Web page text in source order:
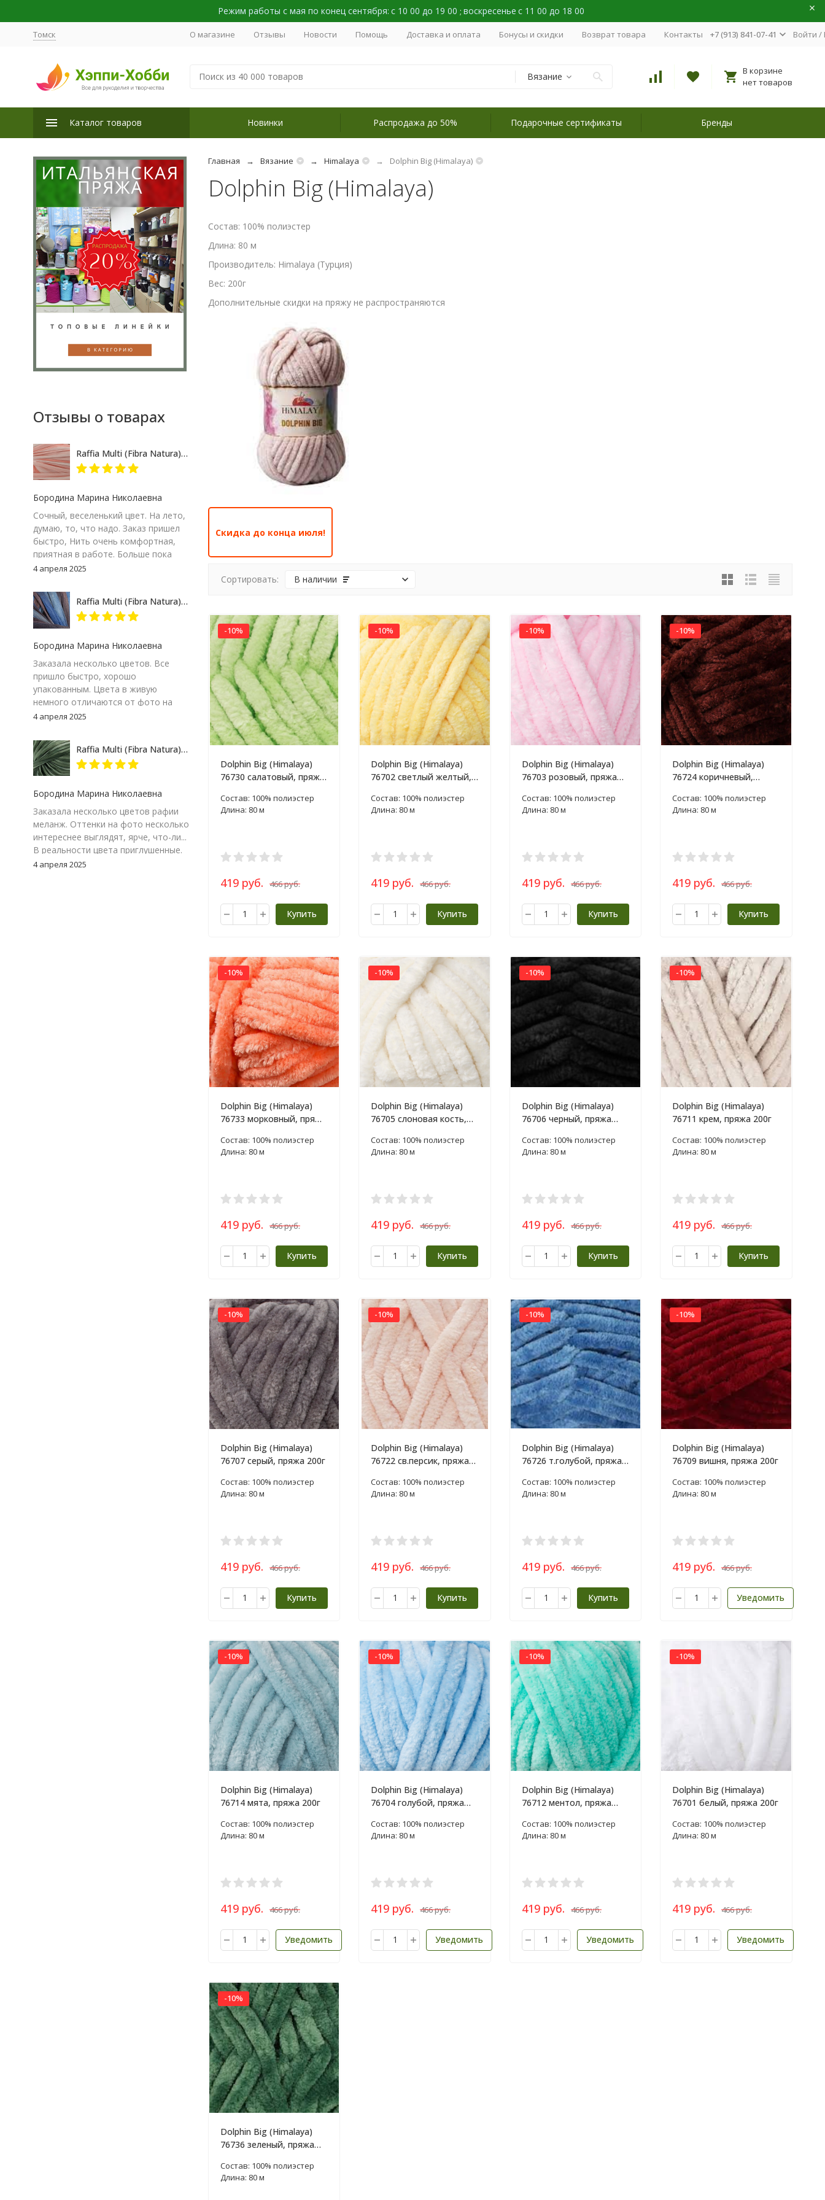
Режим работы с мая по конец сентября: с 10 00 до 19 00 ; воскресенье с 11 00 до 18 00
Томск О магазине Отзывы Новости Помощь Доставка и оплата Бонусы и скидки Возврат товара Контакты +7 (913) 841-07-41 Войти /
Вязание
В корзине
нет товаров
Каталог товаров Новинки Распродажа до 50% Подарочные сертификаты Бренды
Главная Вязание Himalaya Dolphin Big (Himalaya)
Dolphin Big (Himalaya)
Состав: 100% полиэстер
Длина: 80 м
Производитель: Himalaya (Турция)
Вес: 200г
Дополнительные скидки на пряжу не распространяются
Скидка до конца июля!
Сортировать: В наличии
-10%
Dolphin Big (Himalaya)
76730 салатовый, пряжа
Состав: 100% полиэстер
Длина: 80 м
419 руб. 466 руб.
Купить
-10%
Dolphin Big (Himalaya)
76702 светлый желтый,
Состав: 100% полиэстер
Длина: 80 м
419 руб. 466 руб.
Купить
-10%
Dolphin Big (Himalaya)
76703 розовый, пряжа
Состав: 100% полиэстер
Длина: 80 м
419 руб. 466 руб.
Купить
-10%
Dolphin Big (Himalaya)
76724 коричневый,
Состав: 100% полиэстер
Длина: 80 м
419 руб. 466 руб.
Купить
-10%
Dolphin Big (Himalaya)
76733 морковный, пряжа
Состав: 100% полиэстер
Длина: 80 м
419 руб. 466 руб.
Купить
-10%
Dolphin Big (Himalaya)
76705 слоновая кость,
Состав: 100% полиэстер
Длина: 80 м
419 руб. 466 руб.
Купить
-10%
Dolphin Big (Himalaya)
76706 черный, пряжа
Состав: 100% полиэстер
Длина: 80 м
419 руб. 466 руб.
Купить
-10%
Dolphin Big (Himalaya)
76711 крем, пряжа 200г
Состав: 100% полиэстер
Длина: 80 м
419 руб. 466 руб.
Купить
-10%
Dolphin Big (Himalaya)
76707 серый, пряжа 200г
Состав: 100% полиэстер
Длина: 80 м
419 руб. 466 руб.
Купить
-10%
Dolphin Big (Himalaya)
76722 св.персик, пряжа
Состав: 100% полиэстер
Длина: 80 м
419 руб. 466 руб.
Купить
-10%
Dolphin Big (Himalaya)
76726 т.голубой, пряжа
Состав: 100% полиэстер
Длина: 80 м
419 руб. 466 руб.
Купить
-10%
Dolphin Big (Himalaya)
76709 вишня, пряжа 200г
Состав: 100% полиэстер
Длина: 80 м
419 руб. 466 руб.
Уведомить
-10%
Dolphin Big (Himalaya)
76714 мята, пряжа 200г
Состав: 100% полиэстер
Длина: 80 м
419 руб. 466 руб.
Уведомить
-10%
Dolphin Big (Himalaya)
76704 голубой, пряжа
Состав: 100% полиэстер
Длина: 80 м
419 руб. 466 руб.
Уведомить
-10%
Dolphin Big (Himalaya)
76712 ментол, пряжа
Состав: 100% полиэстер
Длина: 80 м
419 руб. 466 руб.
Уведомить
-10%
Dolphin Big (Himalaya)
76701 белый, пряжа 200г
Состав: 100% полиэстер
Длина: 80 м
419 руб. 466 руб.
Уведомить
-10%
Dolphin Big (Himalaya)
76736 зеленый, пряжа
Состав: 100% полиэстер
Длина: 80 м
Отзывы о товарах
Raffia Multi (Fibra Natura) 117-17 розово-кремовый меланж, пряжа 35г
Бородина Марина Николаевна
Сочный, веселенький цвет. На лето,
думаю, то, что надо. Заказ пришел
быстро, Нить очень комфортная,
приятная в работе. Больше пока
сказать не могу – посмотрим на
пятерку и товару и продавцу за
качество сопровождения заказа!
4 апреля 2025
Raffia Multi (Fibra Natura) 117-07 сине-серый, пряжа 35г
Бородина Марина Николаевна
Заказала несколько цветов. Все
пришло быстро, хорошо
упакованным. Цвета в живую
немного отличаются от фото на
экране компьютера, но мне
Думаю, изделие получится
интересным
4 апреля 2025
Raffia Multi (Fibra Natura) 117-24 зеленый меланж, пряжа 35г
Бородина Марина Николаевна
Заказала несколько цветов рафии
меланж. Оттенки на фото несколько
интереснее выглядят, ярче, что-ли...
В реальности цвета приглушенные.
Цвет 117-24, зеленый меланж. Мне
4 апреля 2025